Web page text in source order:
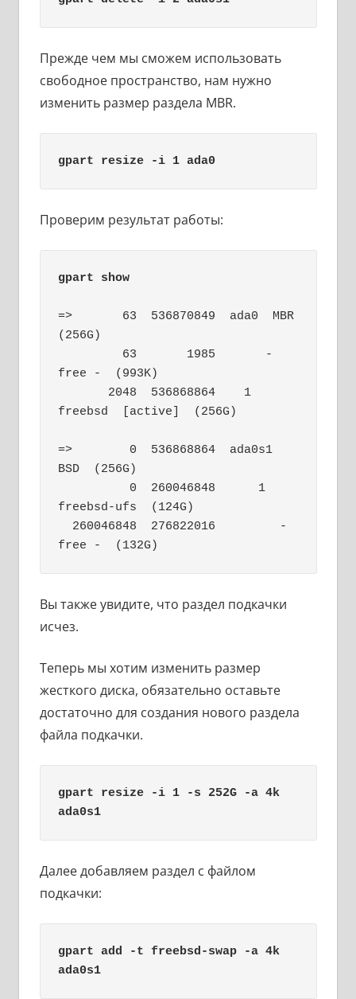
Прежде чем мы сможем использовать
свободное пространство, нам нужно
изменить размер раздела MBR.
gpart resize -i 1 ada0
Проверим результат работы:
gpart show
=>       63  536870849  ada0  MBR
(256G)
free -  (993K)
freebsd  [active]  (256G)
=>        0  536868864  ada0s1
BSD  (256G)
freebsd-ufs  (124G)
free -  (132G)
Вы также увидите, что раздел подкачки
исчез.
Теперь мы хотим изменить размер
жесткого диска, обязательно оставьте
достаточно для создания нового раздела
файла подкачки.
gpart resize -i 1 -s 252G -a 4k
ada0s1
Далее добавляем раздел с файлом
подкачки:
gpart add -t freebsd-swap -a 4k
ada0s1